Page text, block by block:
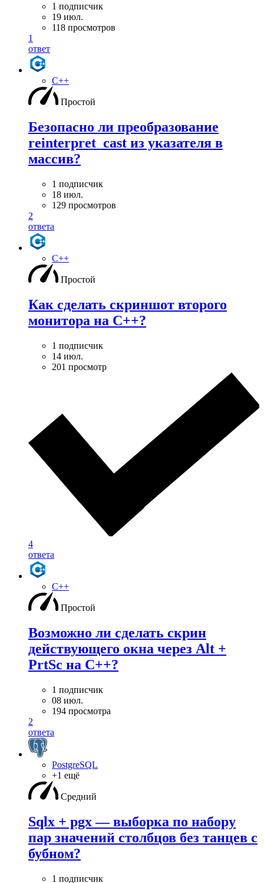
1 подписчик
19 июл.
118 просмотров
1
ответ
C++
Простой
Безопасно ли преобразование
reinterpret_cast из указателя в
массив?
1 подписчик
18 июл.
129 просмотров
2
ответа
C++
Простой
Как сделать скриншот второго
монитора на С++?
1 подписчик
14 июл.
201 просмотр
4
ответа
C++
Простой
Возможно ли сделать скрин
действующего окна через Alt +
PrtSc на С++?
1 подписчик
08 июл.
194 просмотра
2
ответа
PostgreSQL
+1 ещё
Средний
Sqlx + pgx — выборка по набору
пар значений столбцов без танцев с
бубном?
1 подписчик